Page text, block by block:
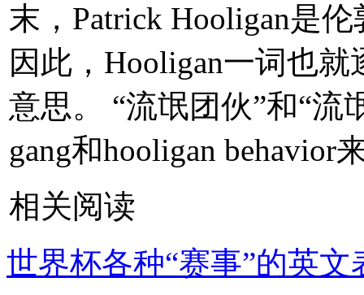
末，Patrick Hooligan是
因此，Hooligan一词也
意思。 “流氓团伙”和“流
gang和hooligan behavior
相关阅读
世界杯各种“赛事”的英文